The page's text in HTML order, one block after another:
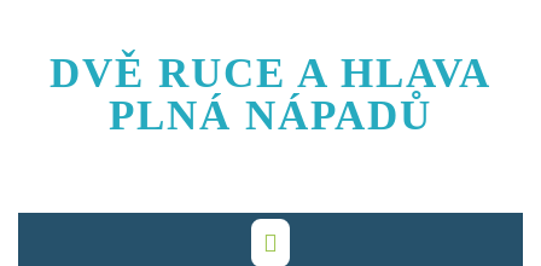
content
DVĚ RUCE A HLAVA
PLNÁ NÁPADŮ